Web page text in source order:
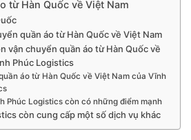
từ Hàn Quốc về Việt Nam
quần áo từ Hàn Quốc về Việt Nam
vận chuyển quần áo từ Hàn Quốc về
Phúc Logistics
áo từ Hàn Quốc về Việt Nam của Vĩnh
Phúc Logistics còn có những điểm mạnh
còn cung cấp một số dịch vụ khác